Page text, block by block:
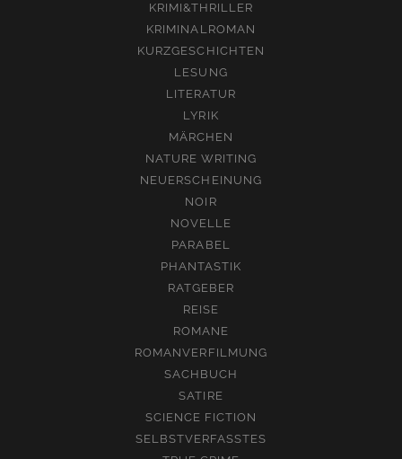
KRIMI&THRILLER
KRIMINALROMAN
KURZGESCHICHTEN
LESUNG
LITERATUR
LYRIK
MÄRCHEN
NATURE WRITING
NEUERSCHEINUNG
NOIR
NOVELLE
PARABEL
PHANTASTIK
RATGEBER
REISE
ROMANE
ROMANVERFILMUNG
SACHBUCH
SATIRE
SCIENCE FICTION
SELBSTVERFASSTES